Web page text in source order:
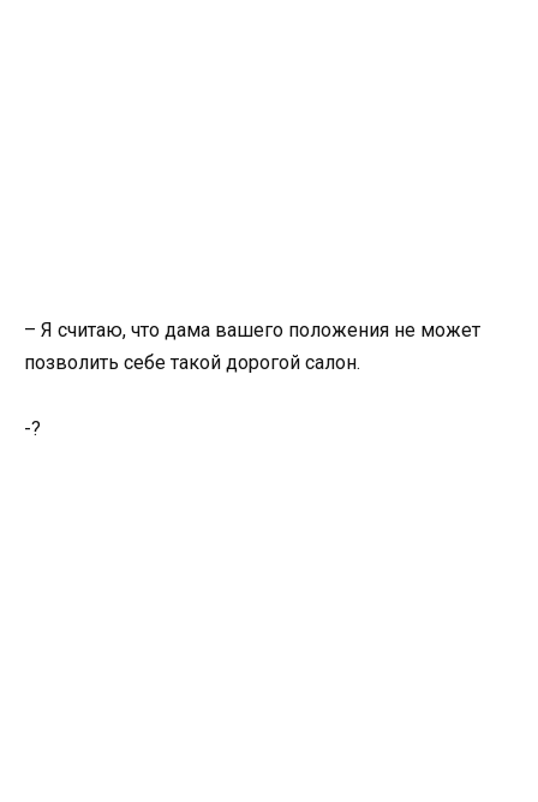
– Я считаю, что дама вашего положения не может
позволить себе такой дорогой салон.
-?